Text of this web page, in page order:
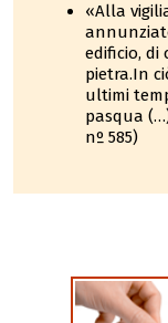
«Alla
edificio, di
pietra.In
ultimi
pasqua
nº 585)